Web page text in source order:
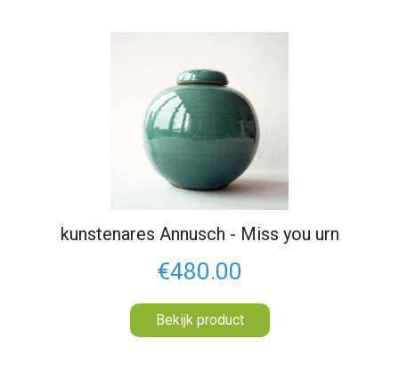
kunstenares Annusch - Miss you urn
€480.00
Bekijk product